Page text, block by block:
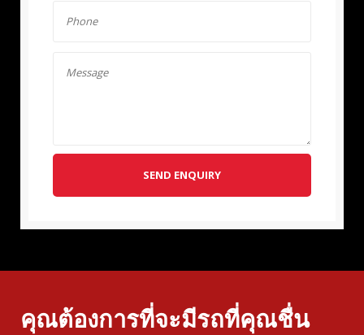
SEND ENQUIRY
คุณต้องการที่จะมีรถที่คุณชื่น